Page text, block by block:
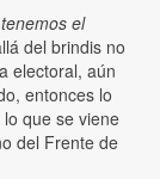
el
del brindis no
electoral, aún
entonces lo
que se viene
del Frente de